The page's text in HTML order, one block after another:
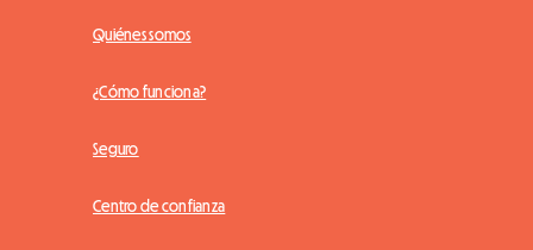
Quiénes somos
¿Cómo funciona?
Seguro
Centro de confianza